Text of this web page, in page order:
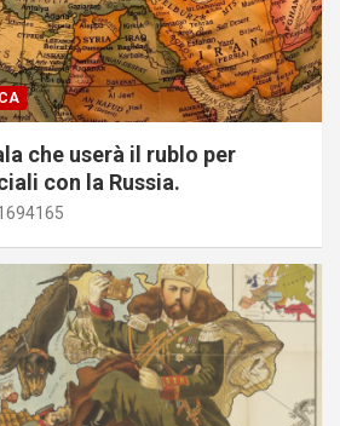
che userà il rublo per
con la Russia.